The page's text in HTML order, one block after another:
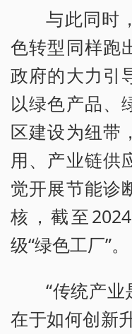
与此同时
色转型同样跑
政府的大力引
以绿色产品、
区建设为纽带
用、产业链供
觉开展节能诊
核，截至
级“绿色工厂”。
“传统产
在于如何创新